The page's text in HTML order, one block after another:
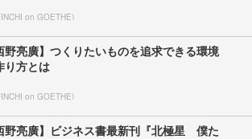
on GOETHE)
野亮廣】つくりたいものを追求できる環境
り方とは
on GOETHE)
野亮廣】ビジネス書最新刊『北極星 僕た